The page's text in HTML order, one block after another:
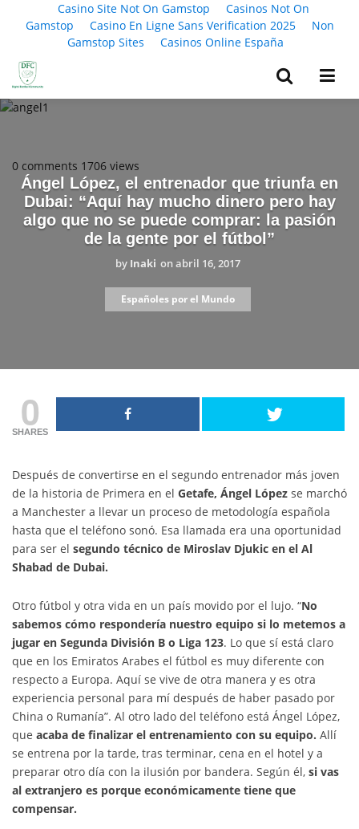
Casino Site Not On Gamstop
Casinos Not On
Gamstop
Casino En Ligne Sans Verification 2025
Non
Gamstop Sites
Casinos Online España
0 comments 1706 views
Ángel López, el entrenador que triunfa en
Dubai: “Aquí hay mucho dinero pero hay
algo que no se puede comprar: la pasión
de la gente por el fútbol”
by Inaki onabril 16, 2017
Españoles por el Mundo
0
SHARES
Después de convertirse en el segundo entrenador más joven
de la historia de Primera en el Getafe, Ángel López se marchó
a Manchester a llevar un proceso de metodología española
hasta que el teléfono sonó. Esa llamada era una oportunidad
para ser el segundo técnico de Miroslav Djukic en el Al
Shabad de Dubai.
Otro fútbol y otra vida en un país movido por el lujo. “No
sabemos cómo respondería nuestro equipo si lo metemos a
jugar en Segunda División B o Liga 123. Lo que sí está claro
que en los Emiratos Arabes el fútbol es muy diferente con
respecto a Europa. Aquí se vive de otra manera y es otra
experiencia personal para mí después de haber pasado por
China o Rumanía”. Al otro lado del teléfono está Ángel López,
que acaba de finalizar el entrenamiento con su equipo. Allí
se entrena por la tarde, tras terminar, cena en el hotel y a
preparar otro día con la ilusión por bandera. Según él, si vas
al extranjero es porque económicamente tiene que
compensar.